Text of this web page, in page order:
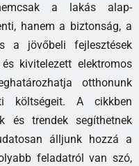
a lakás alap-
hanem a biztonság, a
a jövőbeli fejlesztések
kivitelezett elektromos
otthonunk
költségeit. A cikkben
és trendek segíthetnek
álljunk hozzá a
feladatról van szó,